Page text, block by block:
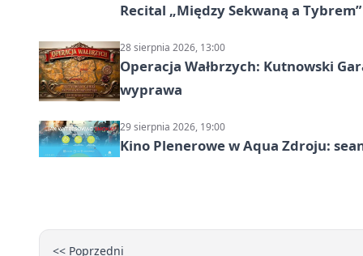
Recital „Między Sekwaną a Tybrem”
28 sierpnia 2026, 13:00
Operacja Wałbrzych: Kutnowski
wyprawa
29 sierpnia 2026, 19:00
Kino Plenerowe w Aqua Zdroju:
<< Poprzedni